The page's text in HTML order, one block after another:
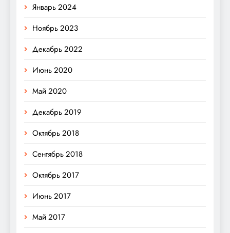
Январь 2024
Ноябрь 2023
Декабрь 2022
Июнь 2020
Май 2020
Декабрь 2019
Октябрь 2018
Сентябрь 2018
Октябрь 2017
Июнь 2017
Май 2017